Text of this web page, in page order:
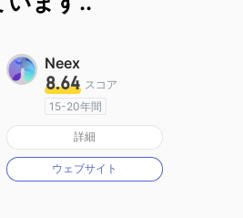
Neex
8.64 スコア
15-20年間
オーストラリア規制
マーケットメイキングライセンス（MM）
詳細
ウェブサイト